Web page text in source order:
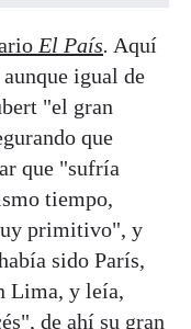
El País. Aquí
igual de
"el gran
que
que "sufría
tiempo,
primitivo", y
sido París,
Lima, y leía,
de ahí su gran